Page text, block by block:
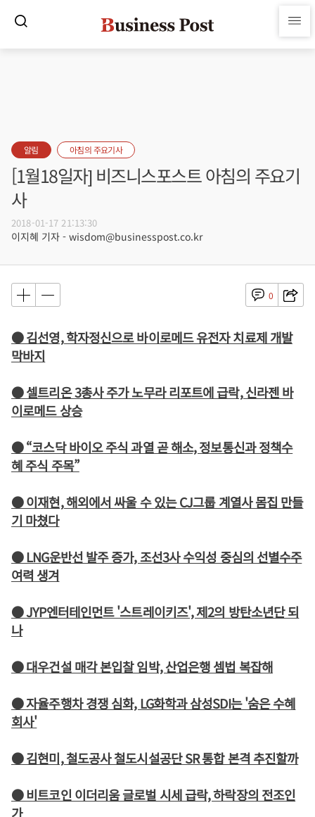
알림 아침의 주요기사
[1월18일자] 비즈니스포스트 아침의 주요기
사
2018-01-17 21:13:30
이지혜 기자 - wisdom@businesspost.co.kr
0
● 김선영, 학자정신으로 바이로메드 유전자 치료제 개발
막바지
● 셀트리온 3총사 주가 노무라 리포트에 급락, 신라젠 바
이로메드 상승
● “코스닥 바이오 주식 과열 곧 해소, 정보통신과 정책수
혜 주식 주목”
● 이재현, 해외에서 싸울 수 있는 CJ그룹 계열사 몸집 만들
기 마쳤다
● LNG운반선 발주 증가, 조선3사 수익성 중심의 선별수주
여력 생겨
● JYP엔터테인먼트 '스트레이키즈', 제2의 방탄소년단 되
나
● 대우건설 매각 본입찰 임박, 산업은행 셈법 복잡해
● 자율주행차 경쟁 심화, LG화학과 삼성SDI는 '숨은 수혜
회사'
● 김현미, 철도공사 철도시설공단 SR 통합 본격 추진할까
● 비트코인 이더리움 글로벌 시세 급락, 하락장의 전조인
가